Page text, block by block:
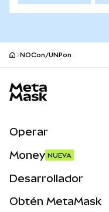
NOCon/UNPon
Operar
Activos del mundo real
Money NUEVA
Desarrollador
Obtén MetaMask